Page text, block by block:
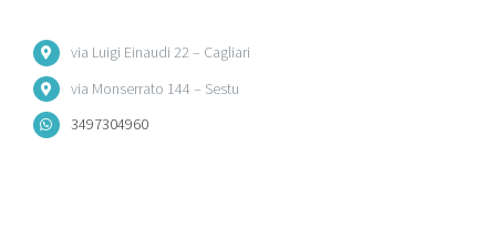
via Luigi Einaudi 22 – Cagliari
via Monserrato 144 – Sestu
3497304960